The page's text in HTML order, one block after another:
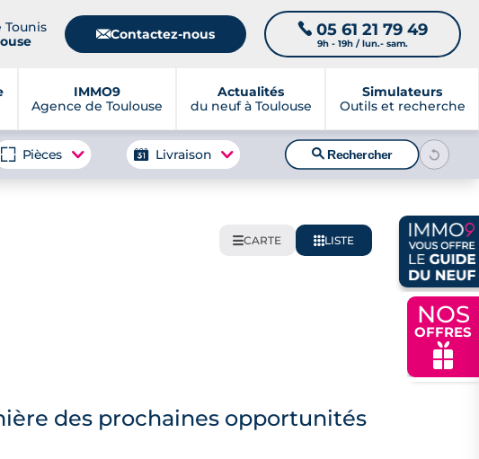
Tounis
📧Contactez-nous 📞 05 61 21 79 49
9h - 19h / lun.- sam.
IMMO9
Agence de Toulouse
Actualités
du neuf à Toulouse
Simulateurs
Outils et recherche
NOS
OFFRES
🎁
Pièces Livraison 🔍Rechercher
🌍CARTE 📋LISTE
des prochaines opportunités